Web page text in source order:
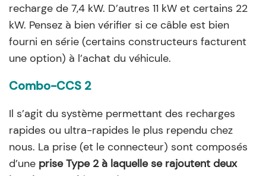
recharge de 7,4 kW. D’autres 11 kW et certains 22
kW. Pensez à bien vérifier si ce câble est bien
fourni en série (certains constructeurs facturent
une option) à l’achat du véhicule.
Combo-CCS 2
Il s’agit du système permettant des recharges
rapides ou ultra-rapides le plus rependu chez
nous. La prise (et le connecteur) sont composés
d’une prise Type 2 à laquelle se rajoutent deux